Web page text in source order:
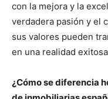
con la mejora y la
verdadera pasión y el
sus valores pueden
en una realidad
¿Cómo se diferencia